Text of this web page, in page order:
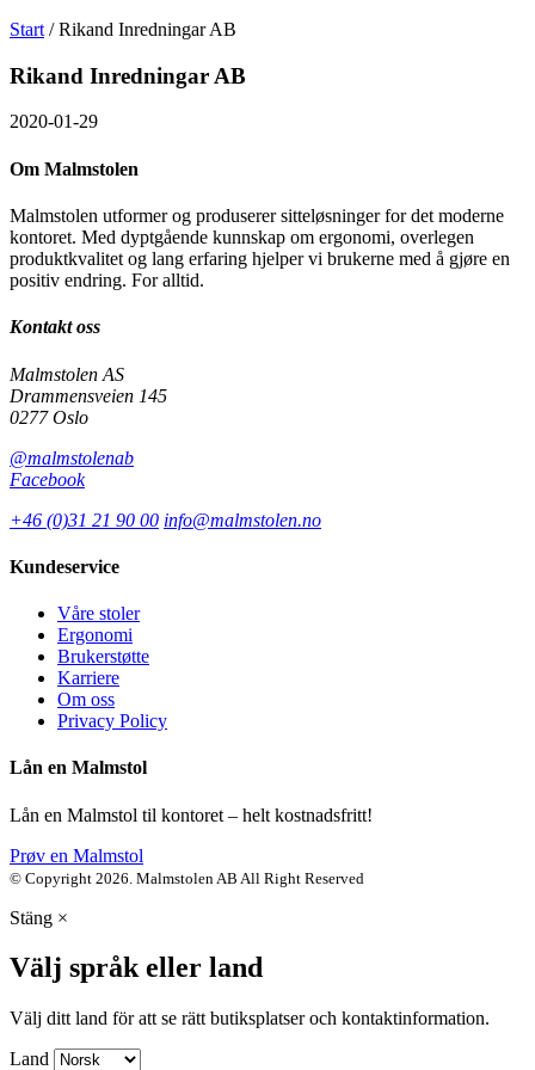
Søk
Malmstolen.no
Välj
Start /Rikand Inredningar AB
Rikand Inredningar AB
2020-01-29
Om Malmstolen
Malmstolen utformer og produserer sitteløsninger for det moderne
kontoret. Med dyptgående kunnskap om ergonomi, overlegen
produktkvalitet og lang erfaring hjelper vi brukerne med å gjøre en
positiv endring. For alltid.
Kontakt oss
Malmstolen AS
Drammensveien 145
0277 Oslo
@malmstolenab
Facebook
+46 (0)31 21 90 00 info@malmstolen.no
Kundeservice
Våre stoler
Ergonomi
Brukerstøtte
Karriere
Om oss
Privacy Policy
Lån en Malmstol
Lån en Malmstol til kontoret – helt kostnadsfritt!
Prøv en Malmstol
© Copyright 2026. Malmstolen AB All Right Reserved
Stäng ×
Välj språk eller land
Välj ditt land för att se rätt butiksplatser och kontaktinformation.
Land